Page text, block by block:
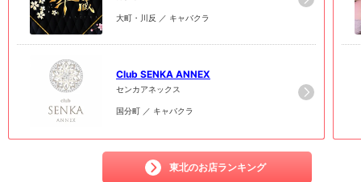
大町・川反 ／ キャバクラ
Club SENKA ANNEX
センカアネックス
国分町 ／ キャバクラ
東北のお店ランキング